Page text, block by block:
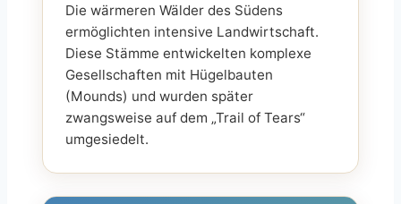
Die wärmeren Wälder des Südens
ermöglichten intensive Landwirtschaft.
Diese Stämme entwickelten komplexe
Gesellschaften mit Hügelbauten
(Mounds) und wurden später
zwangsweise auf dem „Trail of Tears“
umgesiedelt.